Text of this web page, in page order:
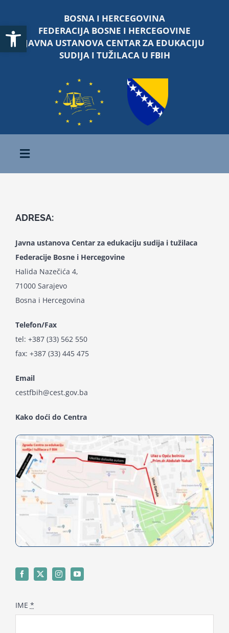
Open toolbar
content
BOSNA I HERCEGOVINA
FEDERACIJA BOSNE I HERCEGOVINE
JAVNA USTANOVA CENTAR ZA EDUKACIJU
SUDIJA I TUŽILACA U FBIH
Toggle
Navigation
Kalendar aktivnosti
Search
for:
ADRESA:
Javna ustanova Centar za edukaciju sudija i tužilaca
Federacije Bosne i Hercegovine
Halida Nazečića 4,
71000 Sarajevo
Bosna i Hercegovina
Telefon/Fax
tel: +387 (33) 562 550
fax: +387 (33) 445 475
Email
cestfbih@cest.gov.ba
Kako doći do Centra
IME *